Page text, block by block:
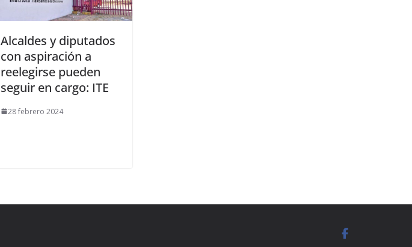
Alcaldes y diputados
con aspiración a
reelegirse pueden
seguir en cargo: ITE
28 febrero 2024